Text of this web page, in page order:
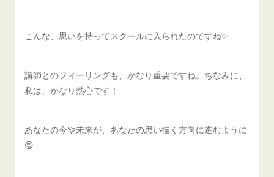
こんな、思いを持ってスクールに入られたのですね✨
講師とのフィーリングも、かなり重要ですね。ちなみに、
私は、かなり熱心です！
あなたの今や未来が、あなたの思い描く方向に進むように
😊